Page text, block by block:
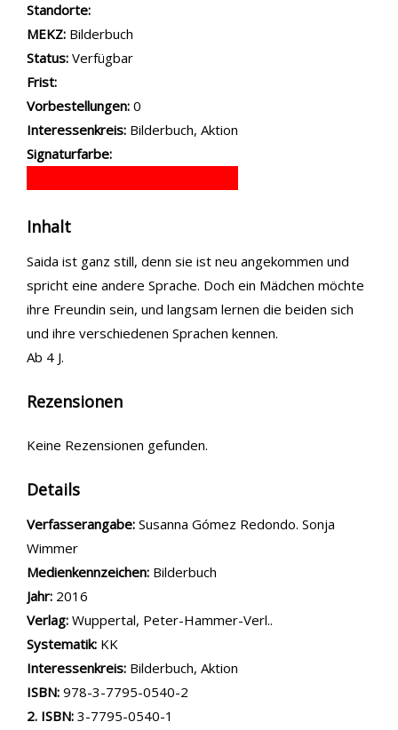
Standorte:
MEKZ: Bilderbuch
Status: Verfügbar
Frist:
Vorbestellungen: 0
Interessenkreis: Bilderbuch, Aktion
Signaturfarbe:
Inhalt
Saida ist ganz still, denn sie ist neu angekommen und
spricht eine andere Sprache. Doch ein Mädchen möchte
ihre Freundin sein, und langsam lernen die beiden sich
und ihre verschiedenen Sprachen kennen.
Ab 4 J.
Rezensionen
Keine Rezensionen gefunden.
Details
Suche nach diesem Verfasser
Verfasserangabe: Susanna Gómez Redondo. Sonja
Wimmer
Medienkennzeichen: Bilderbuch
Jahr: 2016
Verlag: Wuppertal, Peter-Hammer-Verl..
opens in new tab
Diesen Link in neuem Tab öffnen
Systematik: Suche nach dieser Systematik
KK
Interessenkreis: Suche nach diesem Interessenskreis
Bilderbuch, Aktion
ISBN: 978-3-7795-0540-2
2. ISBN: 3-7795-0540-1